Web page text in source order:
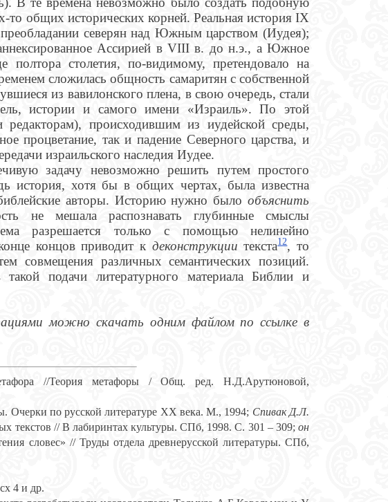
то общих исторических корней. Реальная история IX
северян над Южным царством (Иудея);
Ассирией в VIII в. до н.э., а Южное
полтора столетия, по-видимому, претендовало на
сложилась общность самаритян с собственной
из вавилонского плена, в свою очередь, стали
истории и самого имени «Израиль». По этой
происходившим из иудейской среды,
процветание, так и падение Северного царства, и
израильского наследия Иудее.
задачу невозможно решить путем простого
история, хотя бы в общих чертах, была известна
авторы. Историю нужно было объяснить
не мешала распознавать глубинные смыслы
разрешается только с помощью нелинейно
концов приводит к деконструкциитекста12, то
совмещения различных семантических позиций.
подачи литературного материала Библии и
можно скачать одним файлом по ссылке в
//Теория метафоры / Общ. ред. Н.Д.Арутюновой,
Очерки по русской литературе XX века. М., 1994; Спивак Д.Л.
текстов // В лабиринтах культуры. СПб, 1998. С. 301 – 309; он
словес» // Труды отдела древнерусской литературы. СПб,
4 и др.